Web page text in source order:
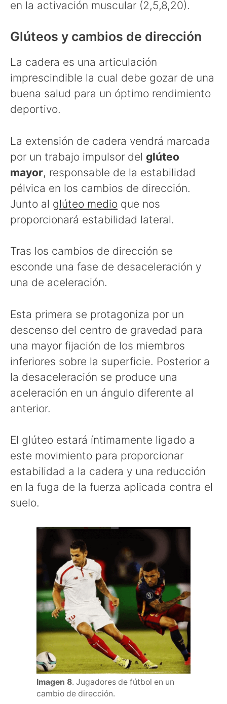
en la activación muscular (2,5,8,20).
Glúteos y cambios de dirección
La cadera es una articulación
imprescindible la cual debe gozar de una
buena salud para un óptimo rendimiento
deportivo.
La extensión de cadera vendrá marcada
por un trabajo impulsor del glúteo
mayor, responsable de la estabilidad
pélvica en los cambios de dirección.
Junto al glúteo medio que nos
proporcionará estabilidad lateral.
Tras los cambios de dirección se
esconde una fase de desaceleración y
una de aceleración.
Esta primera se protagoniza por un
descenso del centro de gravedad para
una mayor fijación de los miembros
inferiores sobre la superficie. Posterior a
la desaceleración se produce una
aceleración en un ángulo diferente al
anterior.
El glúteo estará íntimamente ligado a
este movimiento para proporcionar
estabilidad a la cadera y una reducción
en la fuga de la fuerza aplicada contra el
suelo.
Imagen 8. Jugadores de fútbol en un
cambio de dirección.